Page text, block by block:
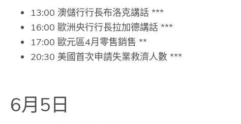
13:00 澳儲行行長布洛克講話 ***
16:00 歐洲央行行長拉加德講話 ***
17:00 歐元區4月零售銷售 **
20:30 美國首次申請失業救濟人數 ***
6月5日